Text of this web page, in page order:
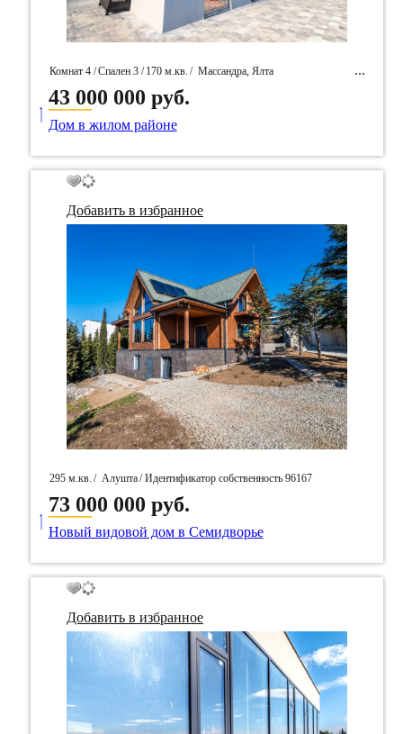
Комнат 4 /Спален 3 / 170 м.кв. / Массандра, Ялта
/ Идентификатор собственность 96231
43 000 000 руб.
____
Дом в жилом районе
Добавить в избранное
295 м.кв. / Алушта/ Идентификатор собственность 96167
73 000 000 руб.
____
Новый видовой дом в Семидворье
Добавить в избранное